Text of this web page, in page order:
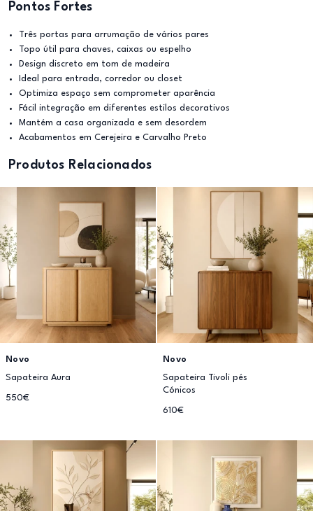
Pontos Fortes
Três portas para arrumação de vários pares
Topo útil para chaves, caixas ou espelho
Design discreto em tom de madeira
Ideal para entrada, corredor ou closet
Optimiza espaço sem comprometer aparência
Fácil integração em diferentes estilos decorativos
Mantém a casa organizada e sem desordem
Acabamentos em Cerejeira e Carvalho Preto
Produtos Relacionados
Novo
Sapateira Aura
550€
Novo
Sapateira Tivoli pés
Cónicos
610€